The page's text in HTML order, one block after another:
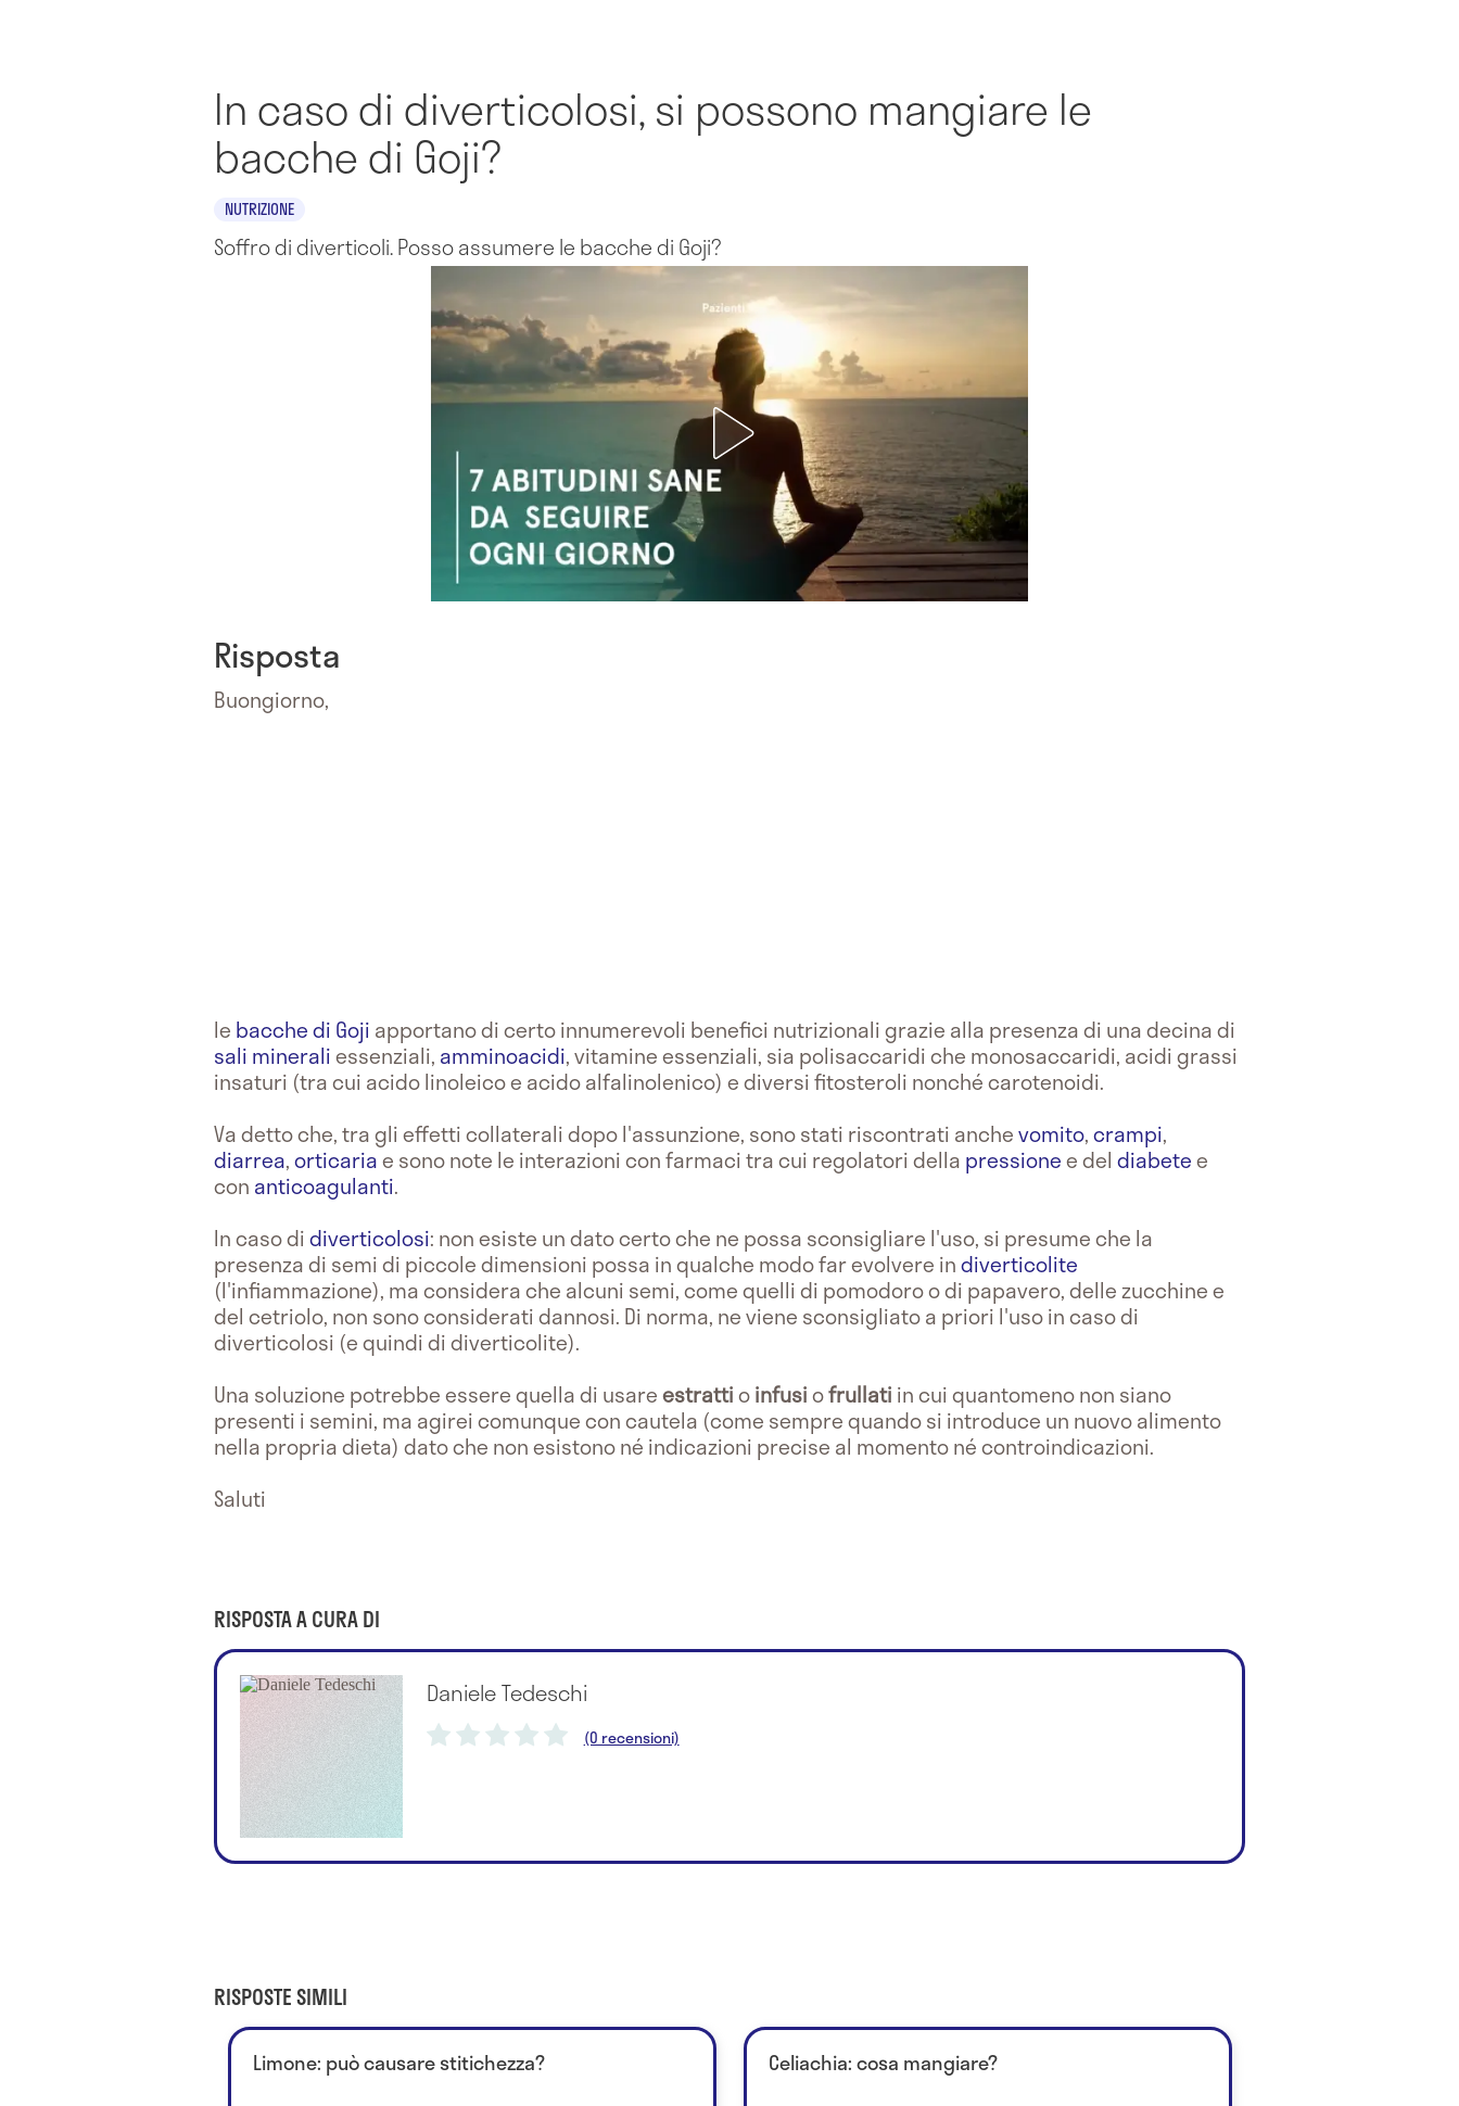
In caso di diverticolosi, si possono mangiare le
bacche di Goji?
NUTRIZIONE
Soffro di diverticoli. Posso assumere le bacche di Goji?
Risposta
Buongiorno,
le bacche di Goji apportano di certo innumerevoli benefici nutrizionali grazie alla presenza di una decina di
sali mineraliessenziali, amminoacidi, vitamine essenziali, sia polisaccaridi che monosaccaridi, acidi grassi
insaturi (tra cui acido linoleico e acido alfalinolenico) e diversi fitosteroli nonché carotenoidi.
Va detto che, tra gli effetti collaterali dopo l'assunzione, sono stati riscontrati anchevomito,crampi,
diarrea,orticariae sono note le interazioni con farmaci tra cui regolatori della pressionee del diabetee
con anticoagulanti.
In caso didiverticolosi: non esiste un dato certo che ne possa sconsigliare l'uso, si presume che la
presenza di semi di piccole dimensioni possa in qualche modo far evolvere indiverticolite
(l'infiammazione), ma considera che alcuni semi, come quelli di pomodoro o di papavero, delle zucchine e
del cetriolo, non sono considerati dannosi. Di norma, ne viene sconsigliato a priori l'uso in caso di
diverticolosi (e quindi di diverticolite).
Una soluzione potrebbe essere quella di usareestrattioinfusiofrullati in cui quantomeno non siano
presenti i semini, ma agirei comunque con cautela (come sempre quando si introduce un nuovo alimento
nella propria dieta) dato che non esistono né indicazioni precise al momento né controindicazioni.
Saluti
RISPOSTA A CURA DI
Daniele Tedeschi
(0 recensioni)
RISPOSTE SIMILI
Limone: può causare stitichezza? Celiachia: cosa mangiare?